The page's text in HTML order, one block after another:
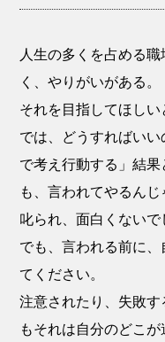
人生の多くを占める
く、やりがいがある。
それを目指してほしい
では、どうすればい
で考え行動する」結
も、言われてやるん
叱られ、面白くないで
でも、言われる前に
てください。
注意されたり、失敗
もそれは自分のどこ